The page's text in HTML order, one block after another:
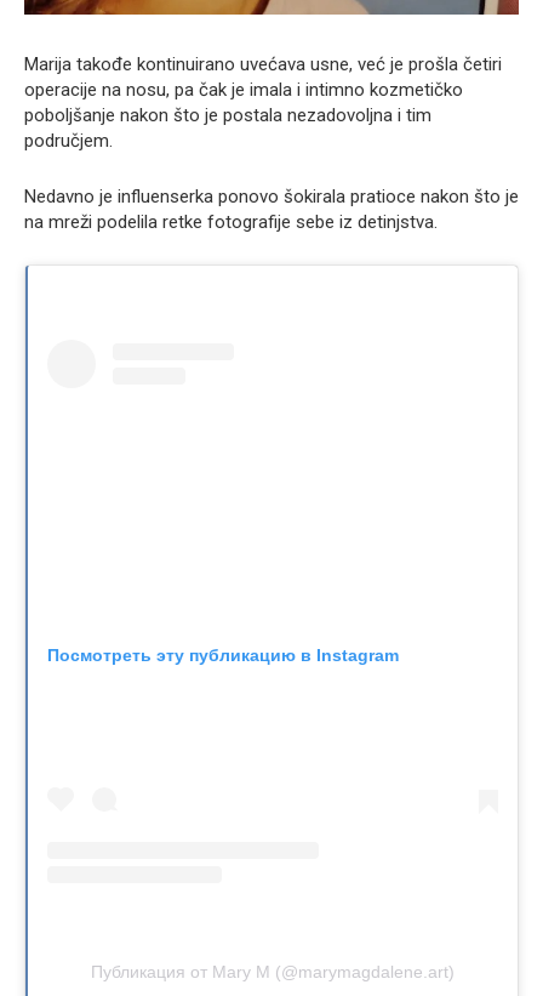
Marija takođe kontinuirano uvećava usne, već je prošla četiri
operacije na nosu, pa čak je imala i intimno kozmetičko
poboljšanje nakon što je postala nezadovoljna i tim
područjem.
Nedavno je influenserka ponovo šokirala pratioce nakon što je
na mreži podelila retke fotografije sebe iz detinjstva.
Посмотреть эту публикацию в Instagram
Публикация от Mary M (@marymagdalene.art)